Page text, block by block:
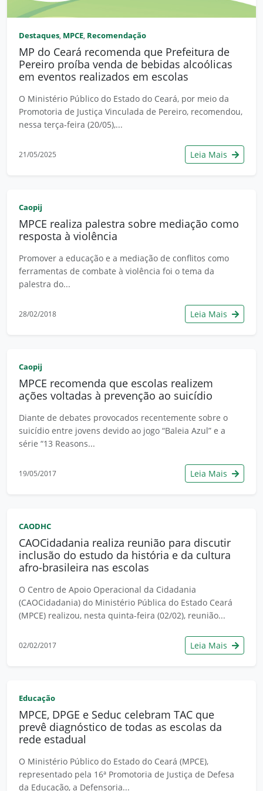
Destaques, MPCE, Recomendação
MP do Ceará recomenda que Prefeitura de
Pereiro proíba venda de bebidas alcoólicas
em eventos realizados em escolas
O Ministério Público do Estado do Ceará, por meio da
Promotoria de Justiça Vinculada de Pereiro, recomendou,
nessa terça-feira (20/05),...
21/05/2025 Leia Mais
Caopij
MPCE realiza palestra sobre mediação como
resposta à violência
Promover a educação e a mediação de conflitos como
ferramentas de combate à violência foi o tema da
palestra do...
28/02/2018 Leia Mais
Caopij
MPCE recomenda que escolas realizem
ações voltadas à prevenção ao suicídio
Diante de debates provocados recentemente sobre o
suicídio entre jovens devido ao jogo “Baleia Azul” e a
série “13 Reasons...
19/05/2017 Leia Mais
CAODHC
CAOCidadania realiza reunião para discutir
inclusão do estudo da história e da cultura
afro-brasileira nas escolas
O Centro de Apoio Operacional da Cidadania
(CAOCidadania) do Ministério Pública do Estado Ceará
(MPCE) realizou, nesta quinta-feira (02/02), reunião...
02/02/2017 Leia Mais
Educação
MPCE, DPGE e Seduc celebram TAC que
prevê diagnóstico de todas as escolas da
rede estadual
O Ministério Público do Estado do Ceará (MPCE),
representado pela 16ª Promotoria de Justiça de Defesa
da Educação, a Defensoria...